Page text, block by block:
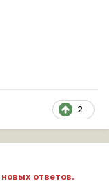
2
ответов.